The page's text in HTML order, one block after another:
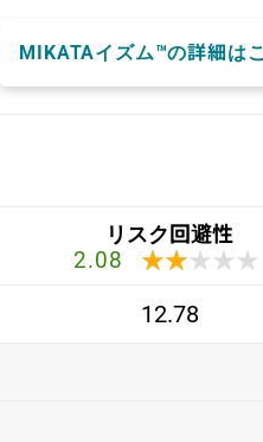
MIKATAイズム™の詳細は
リスク回避性
2.08 ★★★★★
★★★★★
12.78